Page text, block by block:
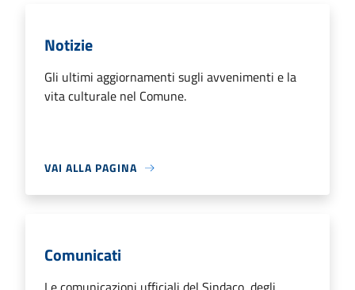
Notizie
Gli ultimi aggiornamenti sugli avvenimenti e la
vita culturale nel Comune.
VAI ALLA PAGINA
Comunicati